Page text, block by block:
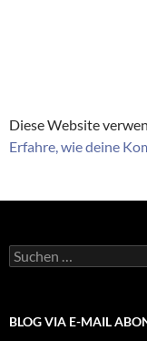
Diese Website
Erfahre, wie deine
Suchen
nach:
BLOG VIA E-MAIL